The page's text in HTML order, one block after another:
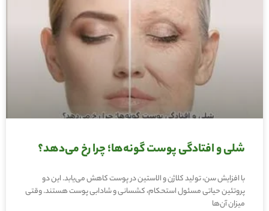
شلی و افتادگی پوست گونه‌ها؛ چرا رخ می‌دهد؟
با افزایش سن، تولید کلاژن و الاستین در پوست کاهش می‌یابد. این دو
پروتئین حیاتی مسئول استحکام، کشسانی و شادابی پوست هستند. وقتی
میزان آن‌ها